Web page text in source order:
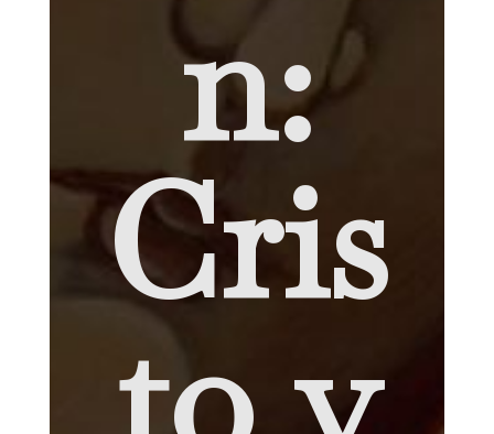
n:
Cris